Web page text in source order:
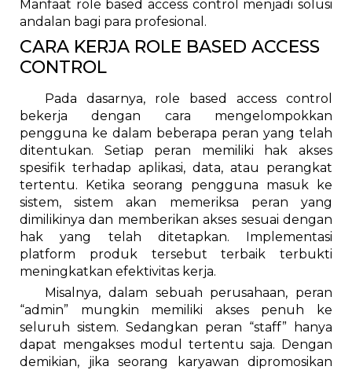
Manfaat role based access control menjadi solusi
andalan bagi para profesional.
CARA KERJA ROLE BASED ACCESS
CONTROL
Pada dasarnya, role based access control
bekerja dengan cara mengelompokkan
pengguna ke dalam beberapa peran yang telah
ditentukan. Setiap peran memiliki hak akses
spesifik terhadap aplikasi, data, atau perangkat
tertentu. Ketika seorang pengguna masuk ke
sistem, sistem akan memeriksa peran yang
dimilikinya dan memberikan akses sesuai dengan
hak yang telah ditetapkan. Implementasi
platform produk tersebut terbaik terbukti
meningkatkan efektivitas kerja.
Misalnya, dalam sebuah perusahaan, peran
“admin” mungkin memiliki akses penuh ke
seluruh sistem. Sedangkan peran “staff” hanya
dapat mengakses modul tertentu saja. Dengan
demikian, jika seorang karyawan dipromosikan